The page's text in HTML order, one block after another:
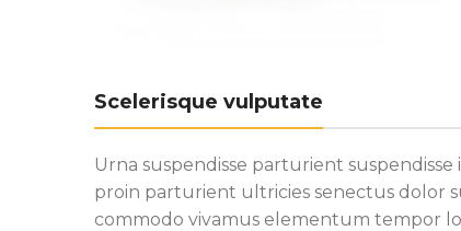
Scelerisque vulputate
Urna suspendisse parturient
proin parturient ultricies senectus dolor
commodo vivamus elementum tempor